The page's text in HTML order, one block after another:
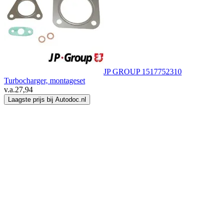
JP GROUP 1517752310
Turbocharger, montageset
v.a.27,94
Laagste prijs bij Autodoc.nl